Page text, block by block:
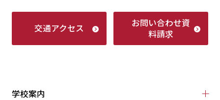
交通アクセス お問い合わせ資
料請求
学校案内